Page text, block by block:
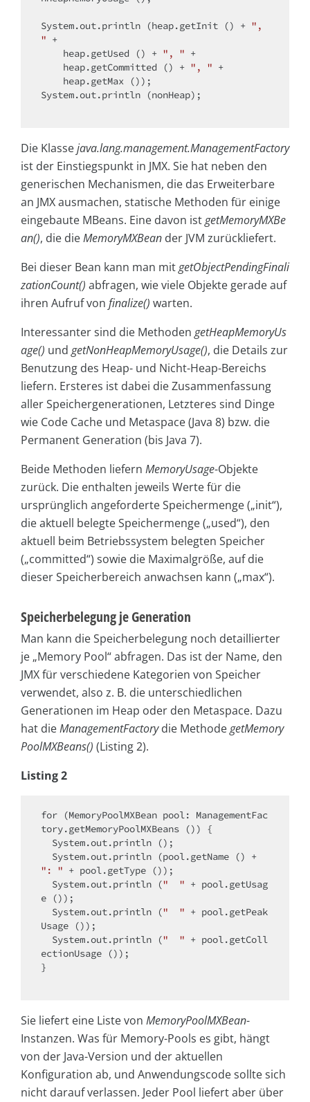
System.out.println (heap.getInit () + ",
" +
    heap.getUsed () +
", " +
    heap.getCommitted () +
", " +
System.out.println (nonHeap);
Die Klassejava.lang.management.ManagementFactory
ist der Einstiegspunkt in JMX. Sie hat neben den
generischen Mechanismen, die das Erweiterbare
an JMX ausmachen, statische Methoden für einige
eingebaute MBeans. Eine davon istgetMemoryMXBe
an(), die dieMemoryMXBean der JVM zurückliefert.
Bei dieser Bean kann man mitgetObjectPendingFinali
zationCount() abfragen, wie viele Objekte gerade auf
ihren Aufruf von finalize() warten.
Interessanter sind die Methoden getHeapMemoryUs
age() und getNonHeapMemoryUsage(), die Details zur
Benutzung des Heap- und Nicht-Heap-Bereichs
liefern. Ersteres ist dabei die Zusammenfassung
aller Speichergenerationen, Letzteres sind Dinge
wie Code Cache und Metaspace (Java 8) bzw. die
Permanent Generation (bis Java 7).
Beide Methoden liefern MemoryUsage-Objekte
zurück. Die enthalten jeweils Werte für die
ursprünglich angeforderte Speichermenge („init“),
die aktuell belegte Speichermenge („used“), den
aktuell beim Betriebssystem belegten Speicher
(„committed“) sowie die Maximalgröße, auf die
dieser Speicherbereich anwachsen kann („max“).
Speicherbelegung je Generation
Man kann die Speicherbelegung noch detaillierter
je „Memory Pool“ abfragen. Das ist der Name, den
JMX für verschiedene Kategorien von Speicher
verwendet, also z. B. die unterschiedlichen
Generationen im Heap oder den Metaspace. Dazu
hat dieManagementFactorydie MethodegetMemory
PoolMXBeans() (Listing 2).
Listing 2
for (MemoryPoolMXBean pool: ManagementFac
tory.getMemoryPoolMXBeans ()) {
": " + pool.getType ());
  System.out.println (
"  " + pool.getUsag
e ());
  System.out.println (
"  " + pool.getPeak
Usage ());
  System.out.println (
"  " + pool.getColl
ectionUsage ());
}
Sie liefert eine Liste von MemoryPoolMXBean-
Instanzen. Was für Memory-Pools es gibt, hängt
von der Java-Version und der aktuellen
Konfiguration ab, und Anwendungscode sollte sich
nicht darauf verlassen. Jeder Pool liefert aber über